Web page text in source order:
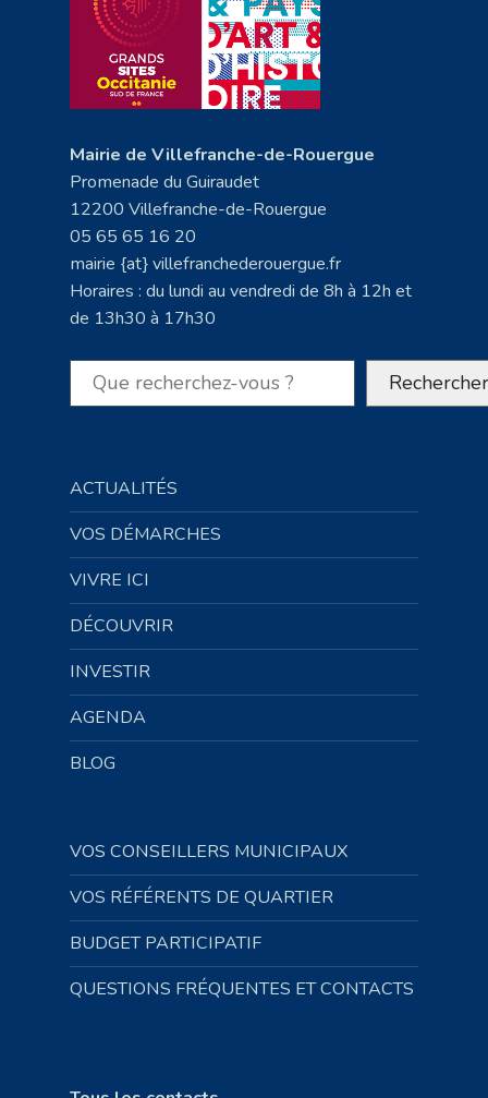
Mairie de Villefranche-de-Rouergue
Promenade du Guiraudet
12200 Villefranche-de-Rouergue
05 65 65 16 20
mairie {at} villefranchederouergue.fr
Horaires : du lundi au vendredi de 8h à 12h et
de 13h30 à 17h30
Rechercher Rechercher
ACTUALITÉS
VOS DÉMARCHES
VIVRE ICI
DÉCOUVRIR
INVESTIR
AGENDA
BLOG
VOS CONSEILLERS MUNICIPAUX
VOS RÉFÉRENTS DE QUARTIER
BUDGET PARTICIPATIF
QUESTIONS FRÉQUENTES ET CONTACTS